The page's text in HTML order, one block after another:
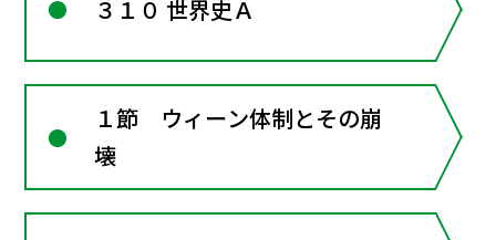
３１０ 世界史Ａ
１節 ウィーン体制とその崩
壊